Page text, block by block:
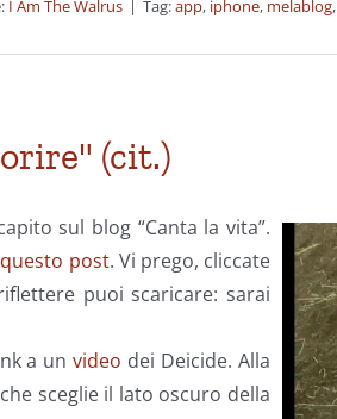
I Am The Walrus | Tag:app, iphone, melablog,
(cit.)
sul blog “Canta la vita”.
questo post. Vi prego, cliccate
puoi scaricare: sarai
a unvideo dei Deicide. Alla
sceglie il lato oscuro della